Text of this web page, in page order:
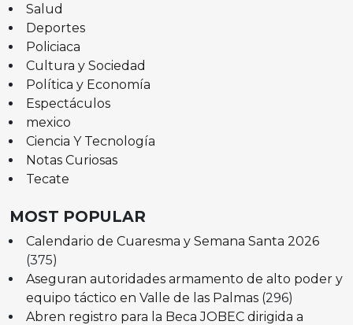
Salud
Deportes
Policiaca
Cultura y Sociedad
Política y Economía
Espectáculos
mexico
Ciencia Y Tecnología
Notas Curiosas
Tecate
MOST POPULAR
Calendario de Cuaresma y Semana Santa 2026
(375)
Aseguran autoridades armamento de alto poder y
equipo táctico en Valle de las Palmas (296)
Abren registro para la Beca JOBEC dirigida a